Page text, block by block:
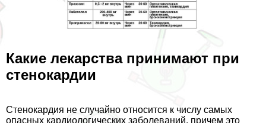
Какие лекарства принимают при
стенокардии
Стенокардия не случайно относится к числу самых
опасных кардиологических заболеваний, причем это